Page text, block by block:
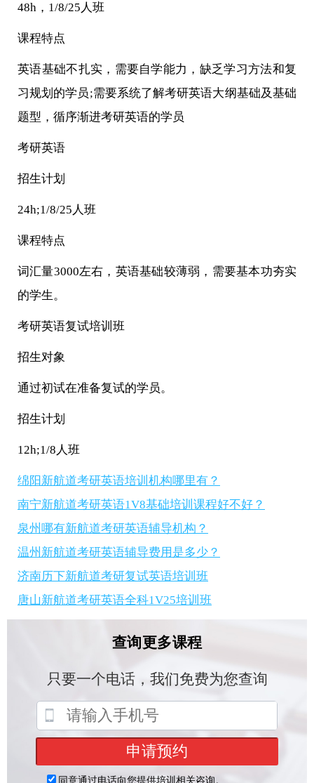
48h，1/8/25人班
课程特点
英语基础不扎实，需要自学能力，缺乏学习方法和复
习规划的学员;需要系统了解考研英语大纲基础及基础
题型，循序渐进考研英语的学员
考研英语
招生计划
24h;1/8/25人班
课程特点
词汇量3000左右，英语基础较薄弱，需要基本功夯实
的学生。
考研英语复试培训班
招生对象
通过初试在准备复试的学员。
招生计划
12h;1/8人班
绵阳新航道考研英语培训机构哪里有？
南宁新航道考研英语1V8基础培训课程好不好？
泉州哪有新航道考研英语辅导机构？
温州新航道考研英语辅导费用是多少？
济南历下新航道考研复试英语培训班
唐山新航道考研英语全科1V25培训班